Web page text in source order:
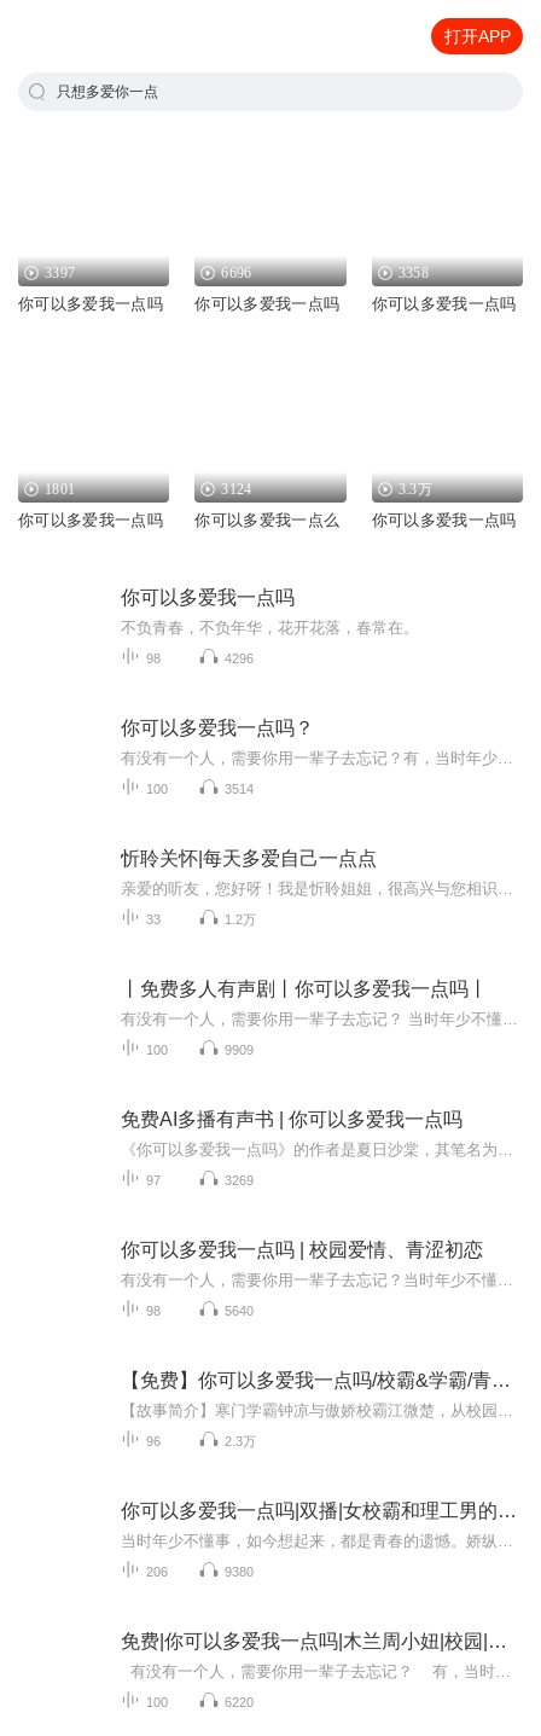
打开APP
只想多爱你一点
3397
你可以多爱我一点吗
6696
你可以多爱我一点吗
3358
你可以多爱我一点吗
1801
你可以多爱我一点吗
3124
你可以多爱我一点么
3.3万
你可以多爱我一点吗
你可以多爱我一点吗
不负青春，不负年华，花开花落，春常在。
98 4296
你可以多爱我一点吗？
100 3514
忻聆关怀|每天多爱自己一点点
33 1.2万
丨免费多人有声剧丨你可以多爱我一点吗丨
100 9909
免费AI多播有声书 | 你可以多爱我一点吗
97 3269
你可以多爱我一点吗 | 校园爱情、青涩初恋
98 5640
【免费】你可以多爱我一点吗/校霸&学霸/青春救赎
96 2.3万
你可以多爱我一点吗|双播|女校霸和理工男的甜蜜爱情
206 9380
免费|你可以多爱我一点吗|木兰周小妞|校园|虐恋
100 6220